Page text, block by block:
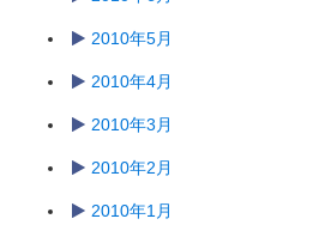
2010年5月
2010年4月
2010年3月
2010年2月
2010年1月